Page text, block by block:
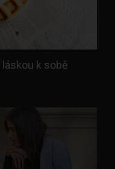
k sobě